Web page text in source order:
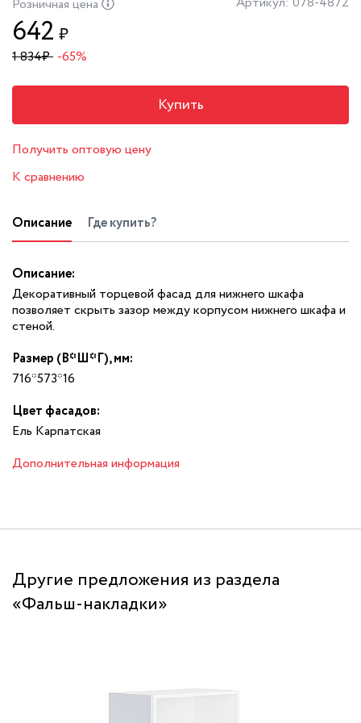
Розничная цена
642 ₽
1 834₽ -65%
Купить
Получить оптовую цену
К сравнению
Описание Где купить?
Описание:
Декоративный торцевой фасад для нижнего шкафа
позволяет скрыть зазор между корпусом нижнего шкафа и
стеной.
Размер (В*Ш*Г), мм:
716*573*16
Цвет фасадов:
Ель Карпатская
Дополнительная информация
Другие предложения из раздела
«Фальш-накладки»